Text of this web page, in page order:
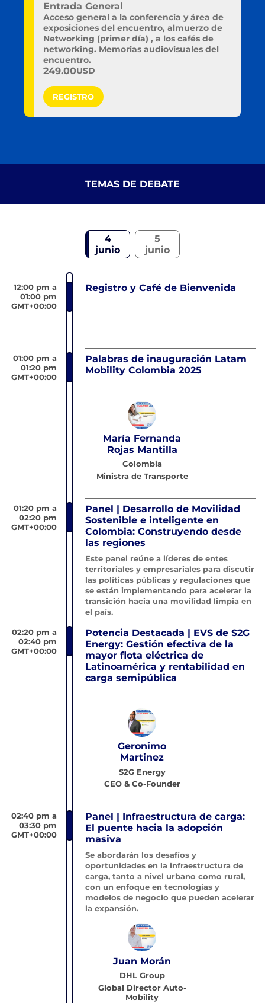
249.00USD
REGISTRO
Entrada General
Acceso general a la conferencia y área de
exposiciones del encuentro, almuerzo de
Networking (primer día) , a los cafés de
networking. Memorias audiovisuales del
encuentro.
TEMAS DE DEBATE
4
junio
5
junio
12:00 pm a
01:00 pm
GMT+00:00
Registro y Café de Bienvenida
01:00 pm a
01:20 pm
GMT+00:00
Palabras de inauguración Latam
Mobility Colombia 2025
María Fernanda
Rojas Mantilla
Colombia
Ministra de Transporte
01:20 pm a
02:20 pm
GMT+00:00
Panel | Desarrollo de Movilidad
Sostenible e inteligente en
Colombia: Construyendo desde
las regiones
Este panel reúne a líderes de entes
territoriales y empresariales para discutir
las políticas públicas y regulaciones que
se están implementando para acelerar la
transición hacia una movilidad limpia en
el país.
02:20 pm a
02:40 pm
GMT+00:00
Potencia Destacada | EVS de S2G
Energy: Gestión efectiva de la
mayor flota eléctrica de
Latinoamérica y rentabilidad en
carga semipública
Geronimo
Martinez
S2G Energy
CEO & Co-Founder
02:40 pm a
03:30 pm
GMT+00:00
Panel | Infraestructura de carga:
El puente hacia la adopción
masiva
Se abordarán los desafíos y
oportunidades en la infraestructura de
carga, tanto a nivel urbano como rural,
con un enfoque en tecnologías y
modelos de negocio que pueden acelerar
la expansión.
Juan Morán
DHL Group
Global Director Auto-
Mobility